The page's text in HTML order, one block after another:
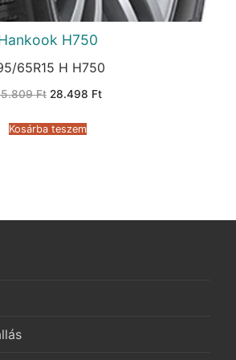
H750
65R15 H H750
Ft Original
45.809 Ft.
28.498 FtCurrent
Kosárba teszem